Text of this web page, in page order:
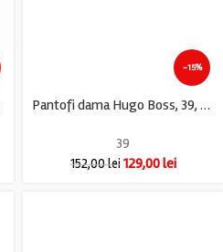
-15%
Pantofi dama Hugo Boss, 39, piele, negru
39
152,00lei 129,00lei